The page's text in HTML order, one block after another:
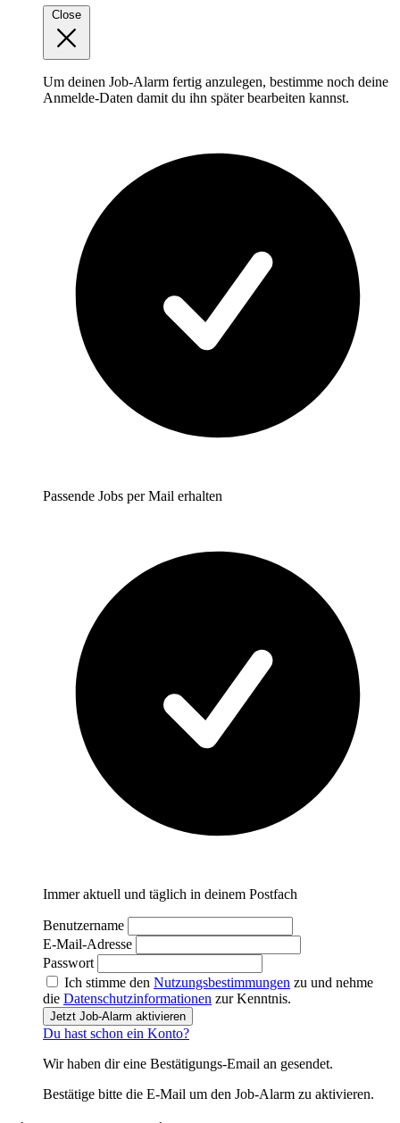
Close
Um deinen Job-Alarm fertig anzulegen, bestimme noch deine
Anmelde-Daten damit du ihn später bearbeiten kannst.
Passende Jobs per Mail erhalten
Immer aktuell und täglich in deinem Postfach
Benutzername
E-Mail-Adresse
Passwort
Ich stimme den Nutzungsbestimmungen zu und nehme
die Datenschutzinformationen zur Kenntnis.
Jetzt Job-Alarm aktivieren
Du hast schon ein Konto?
Wir haben dir eine Bestätigungs-Email an gesendet.
Bestätige bitte die E-Mail um den Job-Alarm zu aktivieren.